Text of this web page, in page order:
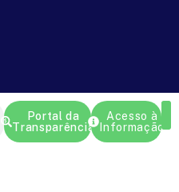
Portal da
Transparência
Acesso à
Informação